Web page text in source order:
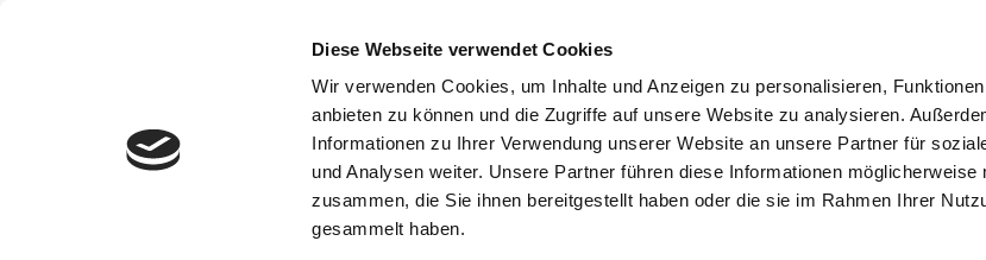
Diese Webseite verwendet Cookies
Wir verwenden Cookies, um Inhalte und Anzeigen zu personalisieren,
anbieten zu können und die Zugriffe auf unsere Website zu analysieren.
Informationen zu Ihrer Verwendung unserer Website an unsere Partner für
und Analysen weiter. Unsere Partner führen diese Informationen möglicherweise
zusammen, die Sie ihnen bereitgestellt haben oder die sie im Rahmen Ihrer
gesammelt haben.
Hello world!